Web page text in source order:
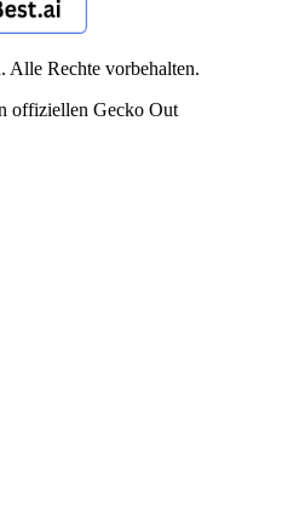
Alle Rechte vorbehalten.
offiziellen Gecko Out